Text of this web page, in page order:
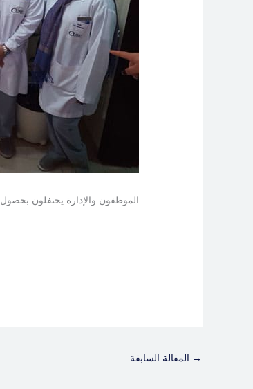
الموظفون والإدارة يحتفلون بحصول Cure على اعتماد CAP هذا الأسبوع بحفلة حلوة!
→ المقالة السابقة